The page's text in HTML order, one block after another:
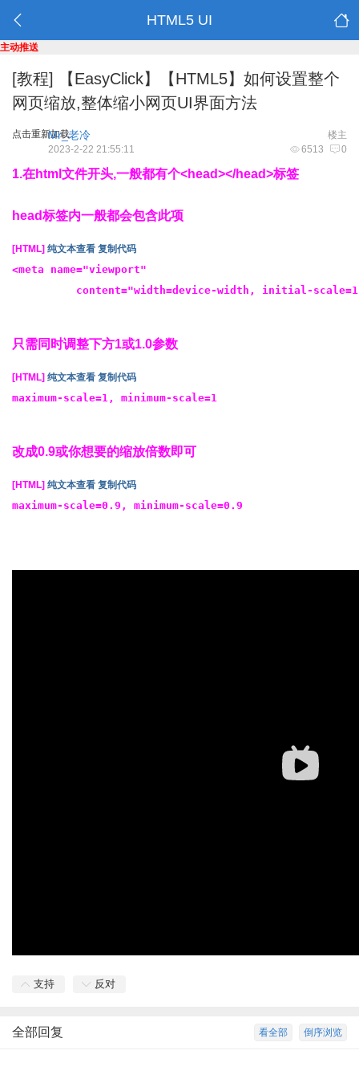
HTML5 UI
主动推送
[教程]
【EasyClick】【HTML5】如何设置整个
网页缩放,整体缩小网页UI界面方法
点击重新加载 楼主
Mr_老冷
6513 0
2023-2-22 21:55:11
1.在html文件开头,一般都有个<head></head>标签
head标签内一般都会包含此项
[HTML] 纯文本查看 复制代码
<meta name="viewport"
content="width=device-width, initial-
只需同时调整下方1或1.0参数
[HTML] 纯文本查看 复制代码
maximum-scale=1, minimum-scale=1
改成0.9或你想要的缩放倍数即可
[HTML] 纯文本查看 复制代码
maximum-scale=0.9, minimum-scale=0.9
支持 反对
倒序浏览
看全部
全部回复